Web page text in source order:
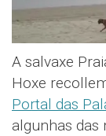
A salvaxe
Hoxe
Portal das
algunhas das